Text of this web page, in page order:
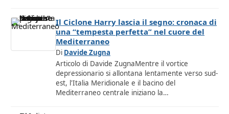
Il Ciclone Harry lascia il segno: cronaca di
una “tempesta perfetta” nel cuore del
Mediterraneo
Di Davide Zugna
Articolo di Davide ZugnaMentre il vortice
depressionario si allontana lentamente verso sud-
est, l'Italia Meridionale e il bacino del
Mediterraneo centrale iniziano la…